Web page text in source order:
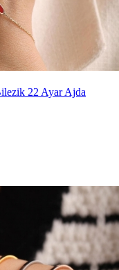
22 Ayar Ajda